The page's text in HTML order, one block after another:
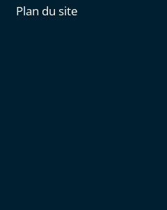
Plan du site